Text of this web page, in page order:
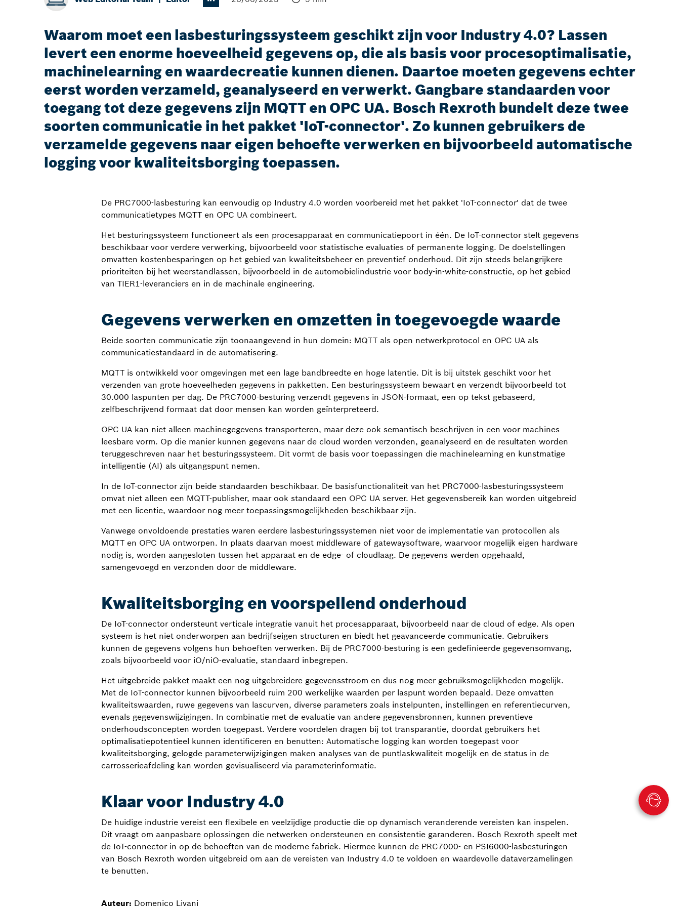
Waarom moet een lasbesturingssysteem geschikt zijn voor Industry 4.0? Lassen
levert een enorme hoeveelheid gegevens op, die als basis voor procesoptimalisatie,
machinelearning en waardecreatie kunnen dienen. Daartoe moeten gegevens echter
eerst worden verzameld, geanalyseerd en verwerkt. Gangbare standaarden voor
toegang tot deze gegevens zijn MQTT en OPC UA. Bosch Rexroth bundelt deze twee
soorten communicatie in het pakket 'IoT-connector'. Zo kunnen gebruikers de
verzamelde gegevens naar eigen behoefte verwerken en bijvoorbeeld automatische
logging voor kwaliteitsborging toepassen.
De PRC7000-lasbesturing kan eenvoudig op Industry 4.0 worden voorbereid met het pakket 'IoT-connector' dat de twee
communicatietypes MQTT en OPC UA combineert.
Het besturingssysteem functioneert als een procesapparaat en communicatiepoort in één. De IoT-connector stelt gegevens
beschikbaar voor verdere verwerking, bijvoorbeeld voor statistische evaluaties of permanente logging. De doelstellingen
omvatten kostenbesparingen op het gebied van kwaliteitsbeheer en preventief onderhoud. Dit zijn steeds belangrijkere
prioriteiten bij het weerstandlassen, bijvoorbeeld in de automobielindustrie voor body-in-white-constructie, op het gebied
van TIER1-leveranciers en in de machinale engineering.
Gegevens verwerken en omzetten in toegevoegde waarde
Beide soorten communicatie zijn toonaangevend in hun domein: MQTT als open netwerkprotocol en OPC UA als
communicatiestandaard in de automatisering.
MQTT is ontwikkeld voor omgevingen met een lage bandbreedte en hoge latentie. Dit is bij uitstek geschikt voor het
verzenden van grote hoeveelheden gegevens in pakketten. Een besturingssysteem bewaart en verzendt bijvoorbeeld tot
30.000 laspunten per dag. De PRC7000-besturing verzendt gegevens in JSON-formaat, een op tekst gebaseerd,
zelfbeschrijvend formaat dat door mensen kan worden geïnterpreteerd.
OPC UA kan niet alleen machinegegevens transporteren, maar deze ook semantisch beschrijven in een voor machines
leesbare vorm. Op die manier kunnen gegevens naar de cloud worden verzonden, geanalyseerd en de resultaten worden
teruggeschreven naar het besturingssysteem. Dit vormt de basis voor toepassingen die machinelearning en kunstmatige
intelligentie (AI) als uitgangspunt nemen.
In de IoT-connector zijn beide standaarden beschikbaar. De basisfunctionaliteit van het PRC7000-lasbesturingssysteem
omvat niet alleen een MQTT-publisher, maar ook standaard een OPC UA server. Het gegevensbereik kan worden uitgebreid
met een licentie, waardoor nog meer toepassingsmogelijkheden beschikbaar zijn.
Vanwege onvoldoende prestaties waren eerdere lasbesturingssystemen niet voor de implementatie van protocollen als
MQTT en OPC UA ontworpen. In plaats daarvan moest middleware of gatewaysoftware, waarvoor mogelijk eigen hardware
nodig is, worden aangesloten tussen het apparaat en de edge- of cloudlaag. De gegevens werden opgehaald,
samengevoegd en verzonden door de middleware.
Kwaliteitsborging en voorspellend onderhoud
De IoT-connector ondersteunt verticale integratie vanuit het procesapparaat, bijvoorbeeld naar de cloud of edge. Als open
systeem is het niet onderworpen aan bedrijfseigen structuren en biedt het geavanceerde communicatie. Gebruikers
kunnen de gegevens volgens hun behoeften verwerken. Bij de PRC7000-besturing is een gedefinieerde gegevensomvang,
zoals bijvoorbeeld voor iO/niO-evaluatie, standaard inbegrepen.
Het uitgebreide pakket maakt een nog uitgebreidere gegevensstroom en dus nog meer gebruiksmogelijkheden mogelijk.
Met de IoT-connector kunnen bijvoorbeeld ruim 200 werkelijke waarden per laspunt worden bepaald. Deze omvatten
kwaliteitswaarden, ruwe gegevens van lascurven, diverse parameters zoals instelpunten, instellingen en referentiecurven,
evenals gegevenswijzigingen. In combinatie met de evaluatie van andere gegevensbronnen, kunnen preventieve
onderhoudsconcepten worden toegepast. Verdere voordelen dragen bij tot transparantie, doordat gebruikers het
optimalisatiepotentieel kunnen identificeren en benutten: Automatische logging kan worden toegepast voor
kwaliteitsborging, gelogde parameterwijzigingen maken analyses van de puntlaskwaliteit mogelijk en de status in de
carrosserieafdeling kan worden gevisualiseerd via parameterinformatie.
Klaar voor Industry 4.0
De huidige industrie vereist een flexibele en veelzijdige productie die op dynamisch veranderende vereisten kan inspelen.
Dit vraagt om aanpasbare oplossingen die netwerken ondersteunen en consistentie garanderen. Bosch Rexroth speelt met
de IoT-connector in op de behoeften van de moderne fabriek. Hiermee kunnen de PRC7000- en PSI6000-lasbesturingen
van Bosch Rexroth worden uitgebreid om aan de vereisten van Industry 4.0 te voldoen en waardevolle dataverzamelingen
te benutten.
Auteur: Domenico Livani